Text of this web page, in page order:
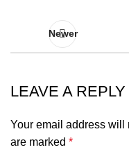
Newer
LEAVE A REPLY
Your email address will
are marked *